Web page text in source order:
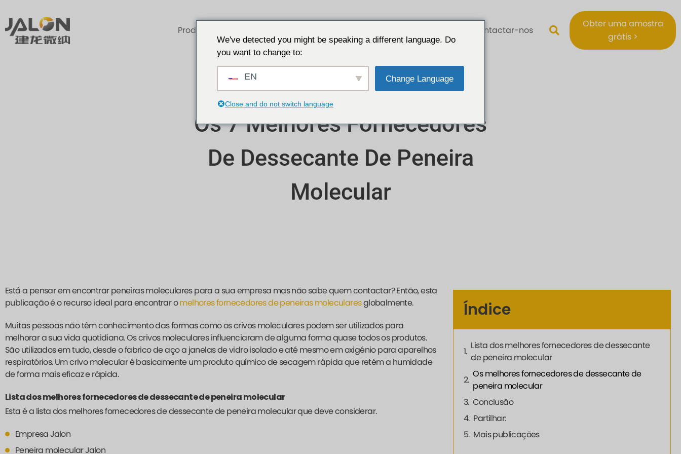
Produtos Contactar-nos
Obter uma amostra
grátis >
Os 7 Melhores Fornecedores
De Dessecante De Peneira
Molecular
Está a pensar em encontrar peneiras moleculares para a sua empresa mas não sabe quem contactar? Então, esta
publicação é o recurso ideal para encontrar omelhores fornecedores de peneiras molecularesglobalmente.
Muitas pessoas não têm conhecimento das formas como os crivos moleculares podem ser utilizados para
melhorar a sua vida quotidiana. Os crivos moleculares influenciaram de alguma forma quase todos os produtos.
São utilizados em tudo, desde o fabrico de aço a janelas de vidro isolado e até mesmo em oxigénio para aparelhos
respiratórios. Um crivo molecular é basicamente um produto químico de secagem rápida que retém a humidade
de forma mais eficaz e rápida.
Lista dos melhores fornecedores de dessecante de peneira molecular
Esta é a lista dos melhores fornecedores de dessecante de peneira molecular que deve considerar.
Empresa Jalon
Peneira molecular Jalon
Índice
Lista dos melhores fornecedores de dessecante
de peneira molecular
Os melhores fornecedores de dessecante de
peneira molecular
Conclusão
Partilhar:
Mais publicações
We've detected you might be speaking a different language. Do
you want to change to:
EN Change Language
Close and do not switch language